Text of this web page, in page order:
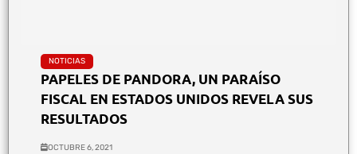
NOTICIAS
PAPELES DE PANDORA, UN PARAÍSO
FISCAL EN ESTADOS UNIDOS REVELA SUS
RESULTADOS
OCTUBRE 6, 2021